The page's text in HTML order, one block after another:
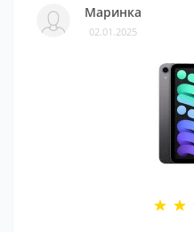
Маринка
02.01.2025